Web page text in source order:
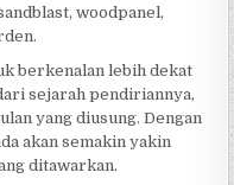
woodpanel,
berkenalan lebih dekat
sejarah pendiriannya,
yang diusung. Dengan
akan semakin yakin
ditawarkan.